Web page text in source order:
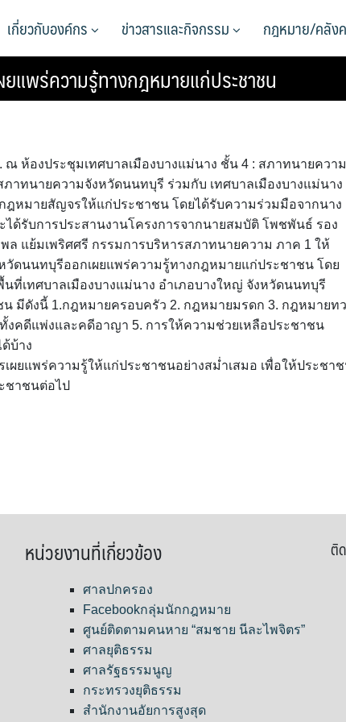
เกี่ยวกับองค์กร ข่าวสารและกิจกรรม กฎหมาย/คลัง
แพร่ความรู้ทางกฎหมายแก่ประชาชน
ณ ห้องประชุมเทศบาลเมืองบางแม่นาง ชั้น 4 : สภาทนายความ
าทนายความจังหวัดนนทบุรี ร่วมกับ เทศบาลเมืองบางแม่นาง
ฎหมายสัญจรให้แก่ประชาชน โดยได้รับความร่วมมือจากนาง
ด้รับการประสานงานโครงการจากนายสมบัติ โพชพันธ์ รอง
ล แย้มเพริศศรี กรรมการบริหารสภาทนายความ ภาค 1 ให้
ดนนทบุรีออกเผยแพร่ความรู้ทางกฎหมายแก่ประชาชน โดย
เทศบาลเมืองบางแม่นาง อำเภอบางใหญ่ จังหวัดนนทบุรี
มีดังนี้ 1.กฎหมายครอบครัว 2. กฎหมายมรดก 3. กฎหมายท
งคดีแพ่งและคดีอาญา 5. การให้ความช่วยเหลือประชาชน
บ้าง
ยแพร่ความรู้ให้แก่ประชาชนอย่างสม่ำเสมอ เพื่อให้ประชา
ชาชนต่อไป
หน่วยงานที่เกี่ยวข้อง
ศาลปกครอง
Facebookกลุ่มนักกฎหมาย
ศูนย์ติดตามคนหาย “สมชาย นีละไพจิตร”
ศาลยุติธรรม
ศาลรัฐธรรมนูญ
กระทรวงยุติธรรม
สำนักงานอัยการสูงสุด
ติ